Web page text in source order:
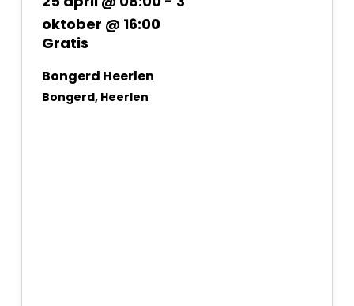
oktober @ 16:00
Gratis
Bongerd Heerlen
Bongerd, Heerlen